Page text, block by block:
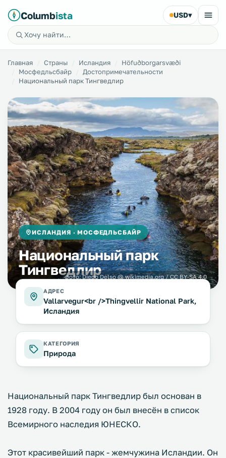
Columbista USD▾
Главная Страны Исландия
Höfuðborgarsvæði
Мосфедльсбайр
Достопримечательности
Национальный парк Тингведлир
ИСЛАНДИЯ · МОСФЕДЛЬСБАЙР
Национальный парк
Тингведлир
фото:Diego Delso @ wikimedia.org / CC BY-SA 4.0
АДРЕС
Vallarvegur<br />Thingvellir National Park,
Исландия
КАТЕГОРИЯ
Природа
Национальный парк Тингведлир был основан в
1928 году. В 2004 году он был внесён в список
Всемирного наследия ЮНЕСКО.
Этот красивейший парк - жемчужина Исландии. Он